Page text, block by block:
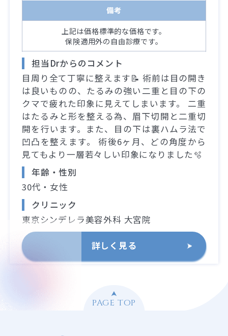
備考
上記は価格標準的な価格です。
保険適用外の自由診療です。
担当Drからのコメント
目周り全て丁寧に整えます📝 術前は目の開き
は良いものの、たるみの強い二重と目の下の
クマで疲れた印象に見えてしまいます。 二重
はたるみと形を整える為、眉下切開と二重切
開を行います。また、目の下は裏ハムラ法で
凹凸を整えます。 術後6ヶ月、どの角度から
見てもより一層若々しい印象になりました🫧
年齢・性別
30代・女性
クリニック
東京シンデレラ美容外科 大宮院
詳しく見る
PAGE TOP